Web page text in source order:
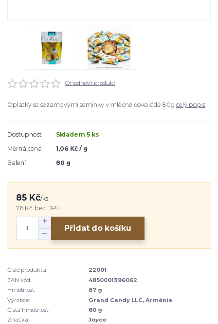
Ohodnotit produkt
Oplatky se sezamovými semínky v mléčné čokoládě 80g celý popis
Dostupnost
Skladem 5 ks
Měrná cena
1,06 Kč / g
Balení
80 g
85 Kč/ks
76 Kč bez DPH
Přidat do košíku
Číslo produktu:
22001
EAN kód:
4850001396062
Hmotnost:
87 g
Výrobce:
Grand Candy LLC, Arménie
Čistá hmotnost:
80 g
Značka:
Joyco